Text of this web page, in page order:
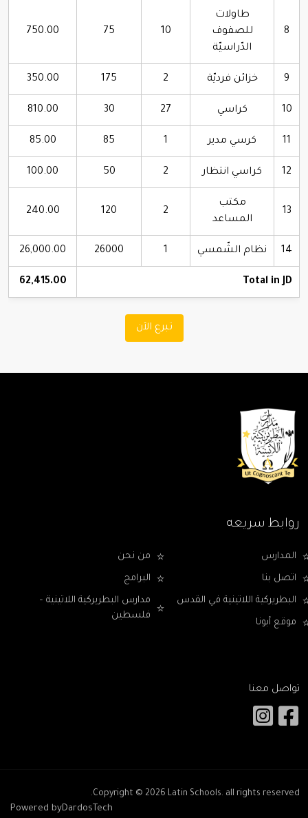
8
طاولات
للصفوف
الدّراسيّة
10
75
750.00
9 خزائن فرديّة 2
175
350.00
10 كراسي 27
30
810.00
11 كرسي مدير 1
85
85.00
12 كراسي انتظار 2
50
100.00
13
مكتب
المساعد
2
120
240.00
14 نظام الشّمسي 1
26000
26,000.00
Total in JD
62,415.00
تبرع الآن
روابط سريعه
من نحن المدارس
البرامج اتصل بنا
مدارس البطريركية اللاتينية –
فلسطين
البطريركية اللاتينية في القدس
موقع أبونا
تواصل معنا
Copyright © 2026 Latin Schools. all rights reserved.
Powered byDardosTech